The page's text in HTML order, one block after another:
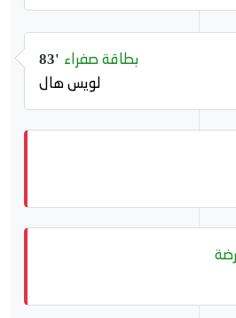
83' بطاقة صفراء
لويس هال